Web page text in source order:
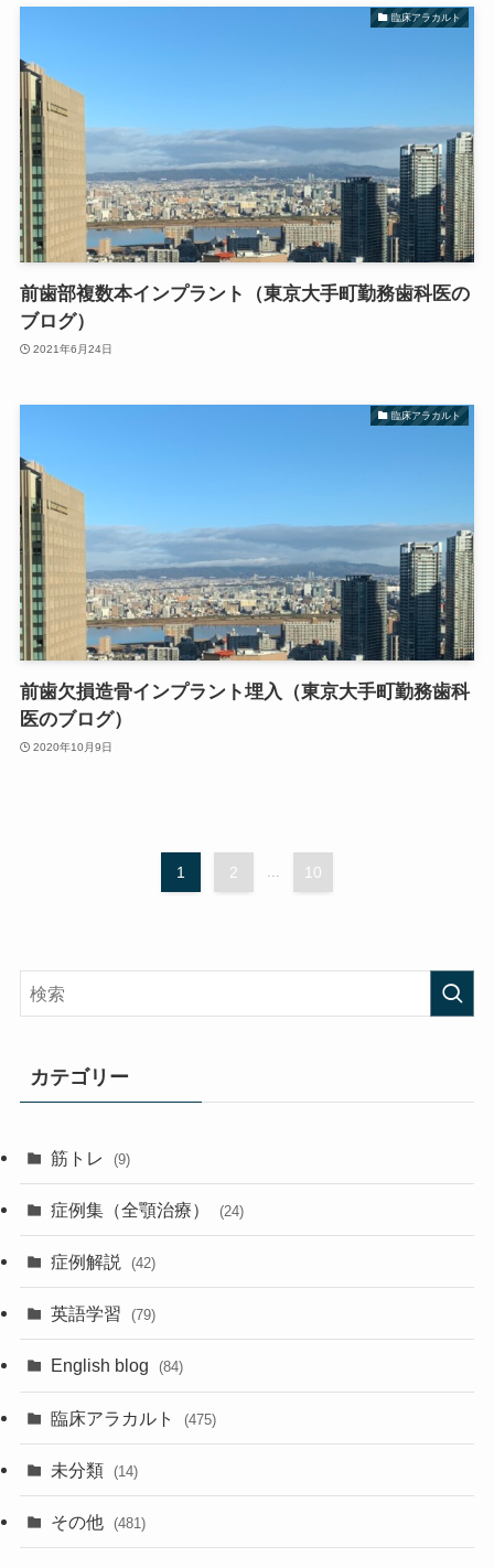
臨床アラカルト
前歯部複数本インプラント（東京大手町勤務歯科医の
ブログ）
2021年6月24日
臨床アラカルト
前歯欠損造骨インプラント埋入（東京大手町勤務歯科
医のブログ）
2020年10月9日
1 2 ... 10
カテゴリー
筋トレ (9)
症例集（全顎治療） (24)
症例解説 (42)
英語学習 (79)
English blog (84)
臨床アラカルト (475)
未分類 (14)
その他 (481)